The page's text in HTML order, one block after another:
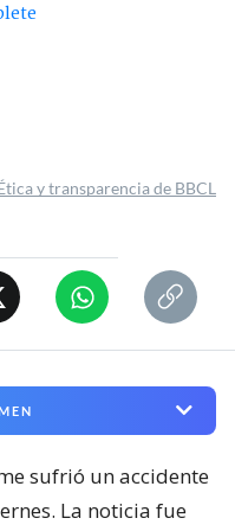
y transparencia de BBCL
sufrió un accidente
La noticia fue